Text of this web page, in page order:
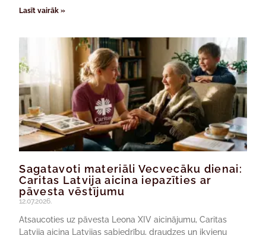
Lasīt vairāk »
Sagatavoti materiāli Vecvecāku dienai:
Caritas Latvija aicina iepazīties ar
pāvesta vēstījumu
12.07.2026.
Atsaucoties uz pāvesta Leona XIV aicinājumu, Caritas
Latvija aicina Latvijas sabiedrību, draudzes un ikvienu